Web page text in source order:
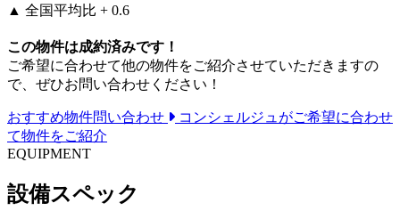
▲ 全国平均比 + 0.6
この物件は成約済みです！
ご希望に合わせて他の物件をご紹介させていただきますの
で、ぜひお問い合わせください！
おすすめ物件問い合わせ
コンシェルジュがご希望に合わせ
て物件をご紹介
EQUIPMENT
設備スペック